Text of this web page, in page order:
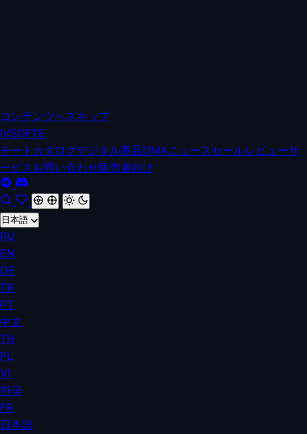
コンテンツへスキップ
IVSOFTE
チートカタログデジタル商品DMAニュースセールレビューサ
ービスお問い合わせ販売者向け
日本語
RU
EN
DE
TR
PT
中文
TH
PL
VI
한국
FR
日本語